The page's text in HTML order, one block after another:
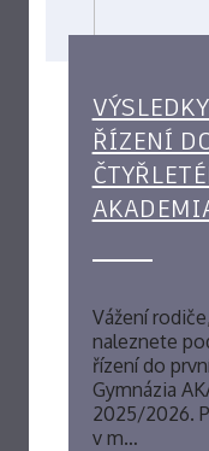
ŘÍZENÍ
Vážení
naleznete
řízení do
Gymnázia
2025/2026.
v m…